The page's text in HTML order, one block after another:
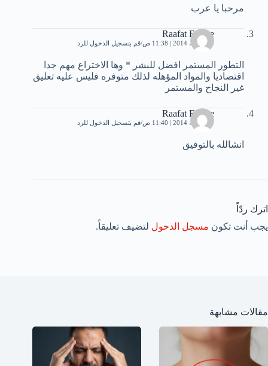
مرحبا يا عرب
Raafat Fatehe
29 أبريل، 2014 | 11:38 ص قم بتسجيل الدخول للرد
التطور المستمر افضل للبشر * وها الاختراع مهم جدا
اقتصاديا والمواد المؤهله لذلك متوفره فليس عليه تعليق
غير النجاح والمستمر
Raafat Fatehe
29 أبريل، 2014 | 11:40 ص قم بتسجيل الدخول للرد
انشالله بالتوفيق
اترك ردّاً
يجب أنت تكون مسجل الدخول لتضيف تعليقاً.
مقالات مشابهة